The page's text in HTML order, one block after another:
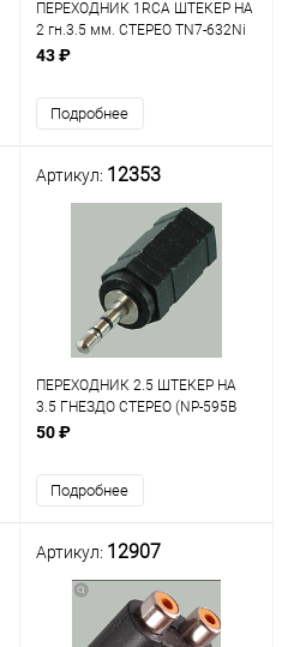
ПЕРЕХОДНИК 1RCA ШТЕКЕР НА
2 гн.3.5 мм. СТЕРЕО TN7-632Ni
12261 (2-227) (пластик)
43 ₽
Подробнее
Артикул: 12353
ПЕРЕХОДНИК 2.5 ШТЕКЕР НА
3.5 ГНЕЗДО СТЕРЕО (NP-595B
2.5 ST-3.5) пластик
50 ₽
Подробнее
Артикул: 12907